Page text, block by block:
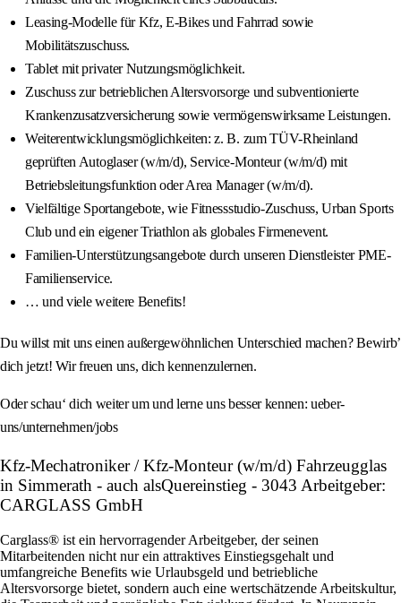
Leasing-Modelle für Kfz, E-Bikes und Fahrrad sowie
Mobilitätszuschuss.
Tablet mit privater Nutzungsmöglichkeit.
Zuschuss zur betrieblichen Altersvorsorge und subventionierte
Krankenzusatzversicherung sowie vermögenswirksame Leistungen.
Weiterentwicklungsmöglichkeiten: z. B. zum TÜV-Rheinland
geprüften Autoglaser (w/m/d), Service-Monteur (w/m/d) mit
Betriebsleitungsfunktion oder Area Manager (w/m/d).
Vielfältige Sportangebote, wie Fitnessstudio-Zuschuss, Urban Sports
Club und ein eigener Triathlon als globales Firmenevent.
Familien-Unterstützungsangebote durch unseren Dienstleister PME-
Familienservice.
… und viele weitere Benefits!
Du willst mit uns einen außergewöhnlichen Unterschied machen? Bewirb’
dich jetzt! Wir freuen uns, dich kennenzulernen.
Oder schau‘ dich weiter um und lerne uns besser kennen: ueber-
uns/unternehmen/jobs
Kfz-Mechatroniker / Kfz-Monteur (w/m/d) Fahrzeugglas
in Simmerath - auch alsQuereinstieg - 3043 Arbeitgeber:
CARGLASS GmbH
Carglass® ist ein hervorragender Arbeitgeber, der seinen
Mitarbeitenden nicht nur ein attraktives Einstiegsgehalt und
umfangreiche Benefits wie Urlaubsgeld und betriebliche
Altersvorsorge bietet, sondern auch eine wertschätzende Arbeitskultur,